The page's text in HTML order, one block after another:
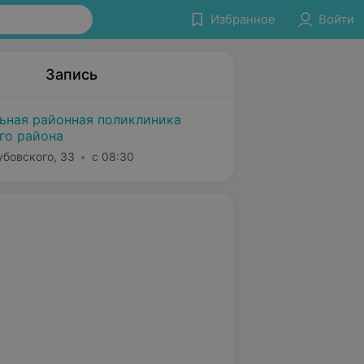
Избранное Войти
Запись
районная поликлиника
района
33 с 08:30